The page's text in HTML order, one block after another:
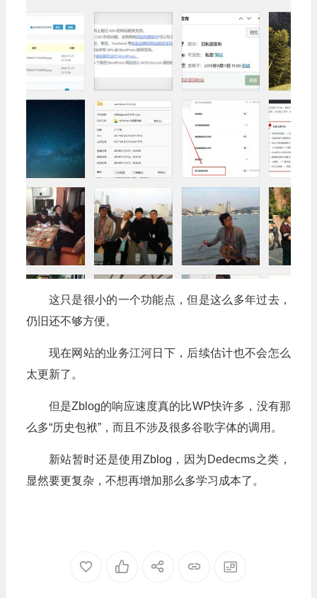
这只是很小的一个功能点，但是这么多年过去，
仍旧还不够方便。
现在网站的业务江河日下，后续估计也不会怎么
太更新了。
但是Zblog的响应速度真的比WP快许多，没有那
么多“历史包袱”，而且不涉及很多谷歌字体的调用。
新站暂时还是使用Zblog，因为Dedecms之类，
显然要更复杂，不想再增加那么多学习成本了。